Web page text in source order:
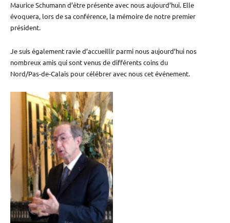
Maurice Schumann d’être présente avec nous aujourd’hui. Elle
évoquera, lors de sa conférence, la mémoire de notre premier
président.
Je suis également ravie d’accueillir parmi nous aujourd’hui nos
nombreux amis qui sont venus de différents coins du
Nord/Pas-de-Calais pour célébrer avec nous cet événement.